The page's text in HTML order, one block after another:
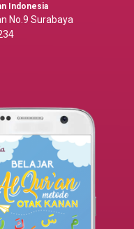
Indonesia
No.9 Surabaya